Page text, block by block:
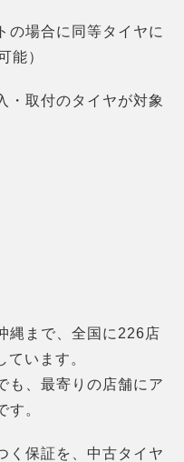
の場合に同等タイヤに
能）
・取付のタイヤが対象
縄まで、全国に226店
います。
も、最寄りの店舗にア
す。
く保証を、中古タイヤ